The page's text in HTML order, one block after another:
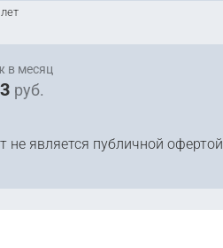
в месяц
руб.
не является публичной офертой